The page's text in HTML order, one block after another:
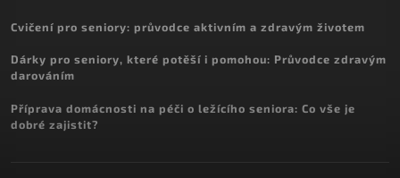
Cvičení pro seniory: průvodce aktivním a zdravým životem
Dárky pro seniory, které potěší i pomohou: Průvodce zdravým
darováním
Příprava domácnosti na péči o ležícího seniora: Co vše je
dobré zajistit?